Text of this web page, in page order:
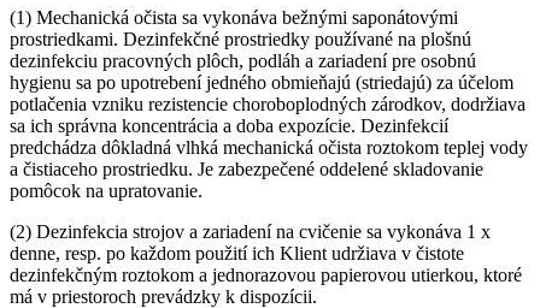
(1) Mechanická očista sa vykonáva bežnými saponátovými
prostriedkami. Dezinfekčné prostriedky používané na plošnú
dezinfekciu pracovných plôch, podláh a zariadení pre osobnú
hygienu sa po upotrebení jedného obmieňajú (striedajú) za účelom
potlačenia vzniku rezistencie choroboplodných zárodkov, dodržiava
sa ich správna koncentrácia a doba expozície. Dezinfekcií
predchádza dôkladná vlhká mechanická očista roztokom teplej vody
a čistiaceho prostriedku. Je zabezpečené oddelené skladovanie
pomôcok na upratovanie.
(2) Dezinfekcia strojov a zariadení na cvičenie sa vykonáva 1 x
denne, resp. po každom použití ich Klient udržiava v čistote
dezinfekčným roztokom a jednorazovou papierovou utierkou, ktoré
má v priestoroch prevádzky k dispozícii.